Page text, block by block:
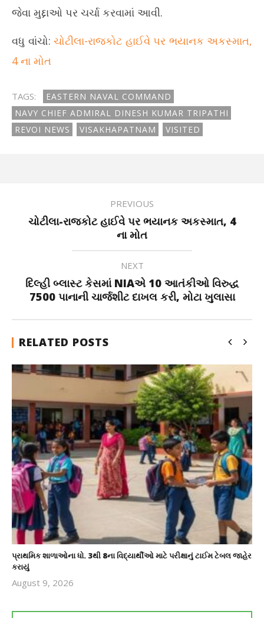
જેવા મુદ્દાઓ પર ચર્ચા કરવામાં આવી.
વધુ વાંચો: ચોટીલા-રાજકોટ હાઈવે પર ભયાનક અકસ્માત,
4 ના મોત
TAGS:
EASTERN NAVAL COMMAND
NAVY CHIEF ADMIRAL DINESH KUMAR TRIPATHI
REVOI NEWS
VISAKHAPATNAM VISITED
PREVIOUS
ચોટીલા-રાજકોટ હાઈવે પર ભયાનક અકસ્માત, 4
ના મોત
NEXT
દિલ્હી બ્લાસ્ટ કેસમાં NIAએ 10 આતંકીઓ વિરુદ્ધ
7500 પાનાની ચાર્જશીટ દાખલ કરી, મોટા ખુલાસા
RELATED POSTS
પ્રાથમિક શાળાઓના ધો. 3થી 8ના વિદ્યાર્થીઓ માટે પરીક્ષાનું ટાઈમ ટેબલ જાહેર
કરાયું
August 9, 2026